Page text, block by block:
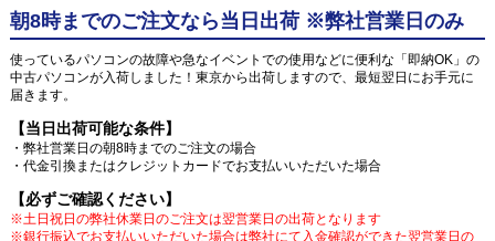
朝8時までのご注文なら当日出荷 ※弊社営業日のみ
使っているパソコンの故障や急なイベントでの使用などに便利な「即納OK」の
中古パソコンが入荷しました！東京から出荷しますので、最短翌日にお手元に
届きます。
【当日出荷可能な条件】
・弊社営業日の朝8時までのご注文の場合
・代金引換またはクレジットカードでお支払いいただいた場合
【必ずご確認ください】
※土日祝日の弊社休業日のご注文は翌営業日の出荷となります
※銀行振込でお支払いいただいた場合は弊社にて入金確認ができた翌営業日の